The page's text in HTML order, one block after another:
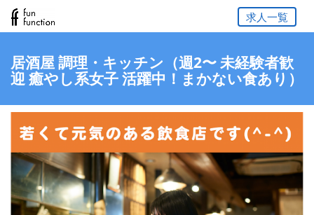
求人一覧
居酒屋 調理・キッチン（週2〜 未経験者歓
迎 癒やし系女子 活躍中！まかない食あり）